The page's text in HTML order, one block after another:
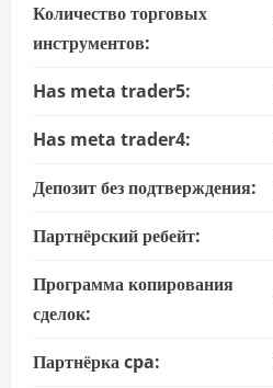
Количество торговых
инструментов:
Has meta trader5:
Has meta trader4:
Депозит без подтверждения:
Партнёрский ребейт:
Программа копирования
сделок:
Партнёрка cpa: